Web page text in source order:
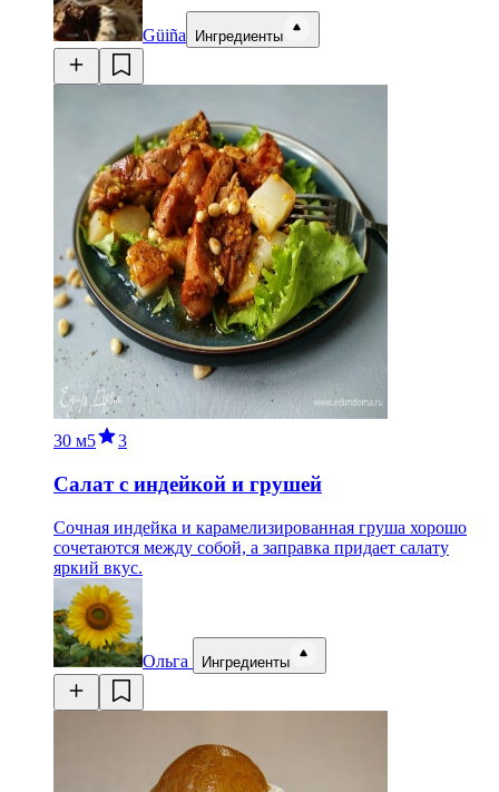
Güiña Ингредиенты
30 м5 3
Салат с индейкой и грушей
Сочная индейка и карамелизированная груша хорошо
сочетаются между собой, а заправка придает салату
яркий вкус.
Ольга Ингредиенты